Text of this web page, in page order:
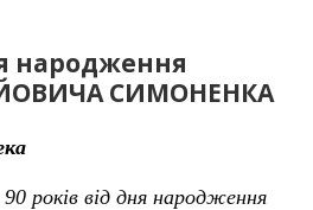
народження
СИМОНЕНКА
років від дня народження